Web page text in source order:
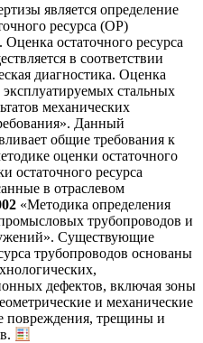
является определение
ресурса (ОР)
остаточного ресурса
в соответствии
диагностика. Оценка
эксплуатируемых стальных
механических
. Данный
общие требования к
оценки остаточного
остаточного ресурса
в отраслевом
«Методика определения
трубопроводов и
. Существующие
трубопроводов основаны
дефектов, включая зоны
и механические
повреждения, трещины и
.